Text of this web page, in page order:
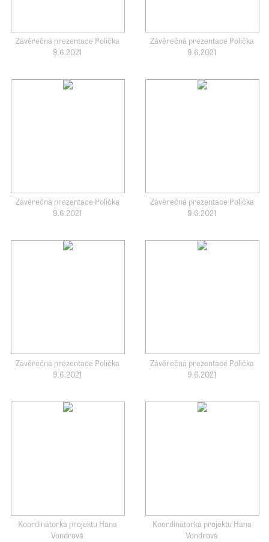
Závěrečná prezentace Polička
9.6.2021
Závěrečná prezentace Polička
9.6.2021
Závěrečná prezentace Polička
9.6.2021
Závěrečná prezentace Polička
9.6.2021
Závěrečná prezentace Polička
9.6.2021
Závěrečná prezentace Polička
9.6.2021
Koordinátorka projektu Hana
Vondrová
Koordinátorka projektu Hana
Vondrová